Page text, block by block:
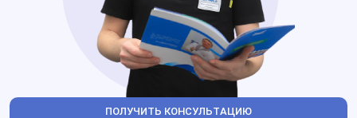
ПОЛУЧИТЬ КОНСУЛЬТАЦИЮ